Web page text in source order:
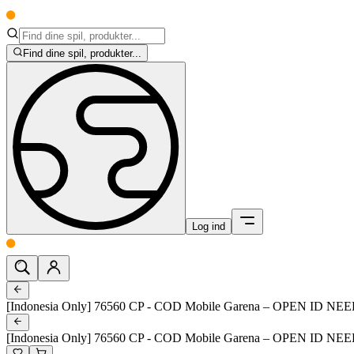
Find dine spil, produkter...
Log ind
[Indonesia Only] 76560 CP - COD Mobile Garena – OPEN ID
[Indonesia Only] 76560 CP - COD Mobile Garena – OPEN ID